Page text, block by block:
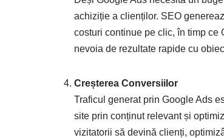
achiziție a clienților. SEO
costuri continue pe clic, în timp ce
nevoia de rezultate rapide cu
Creșterea Conversiilor
Traficul generat prin Google Ads
site prin conținut relevant și
vizitatorii să devină clienți,